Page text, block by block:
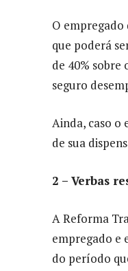
O
que poderá
de 40% sobre
seguro
Ainda, caso o
de sua
2 – Verbas
A Reforma
empregado e
do período